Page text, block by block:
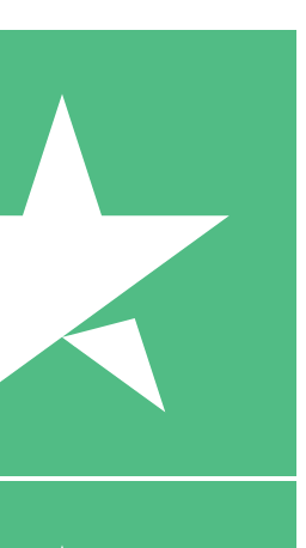
Individuales
de descarga. Sin compromiso
10 00